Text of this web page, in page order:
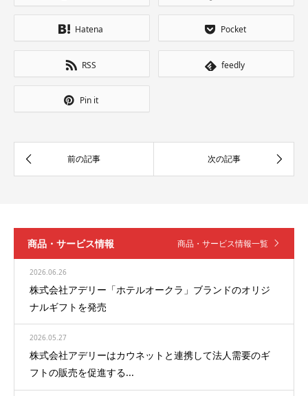
Hatena Pocket
RSS feedly
Pin it
商品・サービス情報 商品・サービス情報一覧
2026.06.26
株式会社アデリー「ホテルオークラ」ブランドのオリジ
ナルギフトを発売
2026.05.27
株式会社アデリーはカウネットと連携して法人需要のギ
フトの販売を促進する...